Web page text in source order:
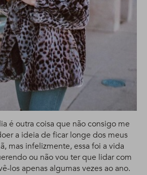
é outra coisa que não consigo me
a ideia de ficar longe dos meus
mas infelizmente, essa foi a vida
ou não vou ter que lidar com
los apenas algumas vezes ao ano.